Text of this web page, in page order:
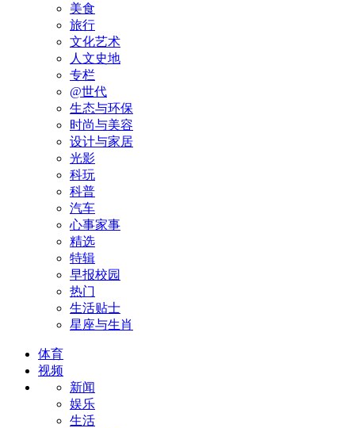
美食
旅行
文化艺术
人文史地
专栏
@世代
生态与环保
时尚与美容
设计与家居
光影
科玩
科普
汽车
心事家事
精选
特辑
早报校园
热门
生活贴士
星座与生肖
体育
视频
新闻
娱乐
生活